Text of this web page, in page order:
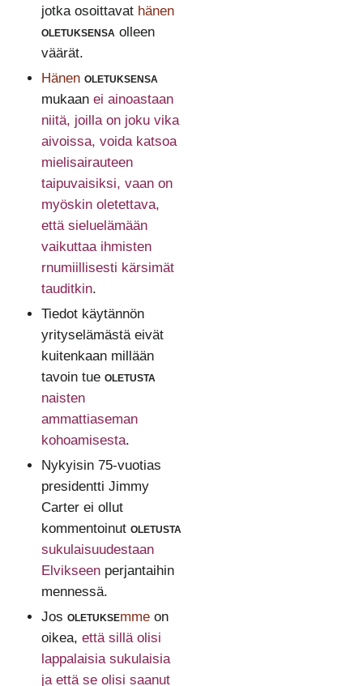
jotka osoittavat hänen
oletuksensaolleen
väärät.
Hänen oletuksensa
mukaan ei ainoastaan
niitä, joilla on joku vika
aivoissa, voida katsoa
mielisairauteen
taipuvaisiksi, vaan on
myöskin oletettava,
että sieluelämään
vaikuttaa ihmisten
rnumiillisesti kärsimät
tauditkin.
Tiedot käytännön
yrityselämästä eivät
kuitenkaan millään
tavoin tue oletusta
naisten
ammattiaseman
kohoamisesta.
Nykyisin 75-vuotias
presidentti Jimmy
Carter ei ollut
kommentoinut oletusta
sukulaisuudestaan
Elvikseenperjantaihin
mennessä.
Jos oletuksemmeon
oikea, että sillä olisi
lappalaisia sukulaisia
ja että se olisi saanut